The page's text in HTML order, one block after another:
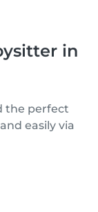
in
the perfect
easily via